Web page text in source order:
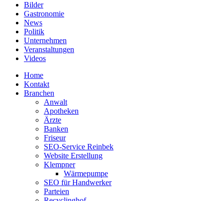
Bilder
Gastronomie
News
Politik
Unternehmen
Veranstaltungen
Videos
Home
Kontakt
Branchen
Anwalt
Apotheken
Ärzte
Banken
Friseur
SEO-Service Reinbek
Website Erstellung
Klempner
Wärmepumpe
SEO für Handwerker
Parteien